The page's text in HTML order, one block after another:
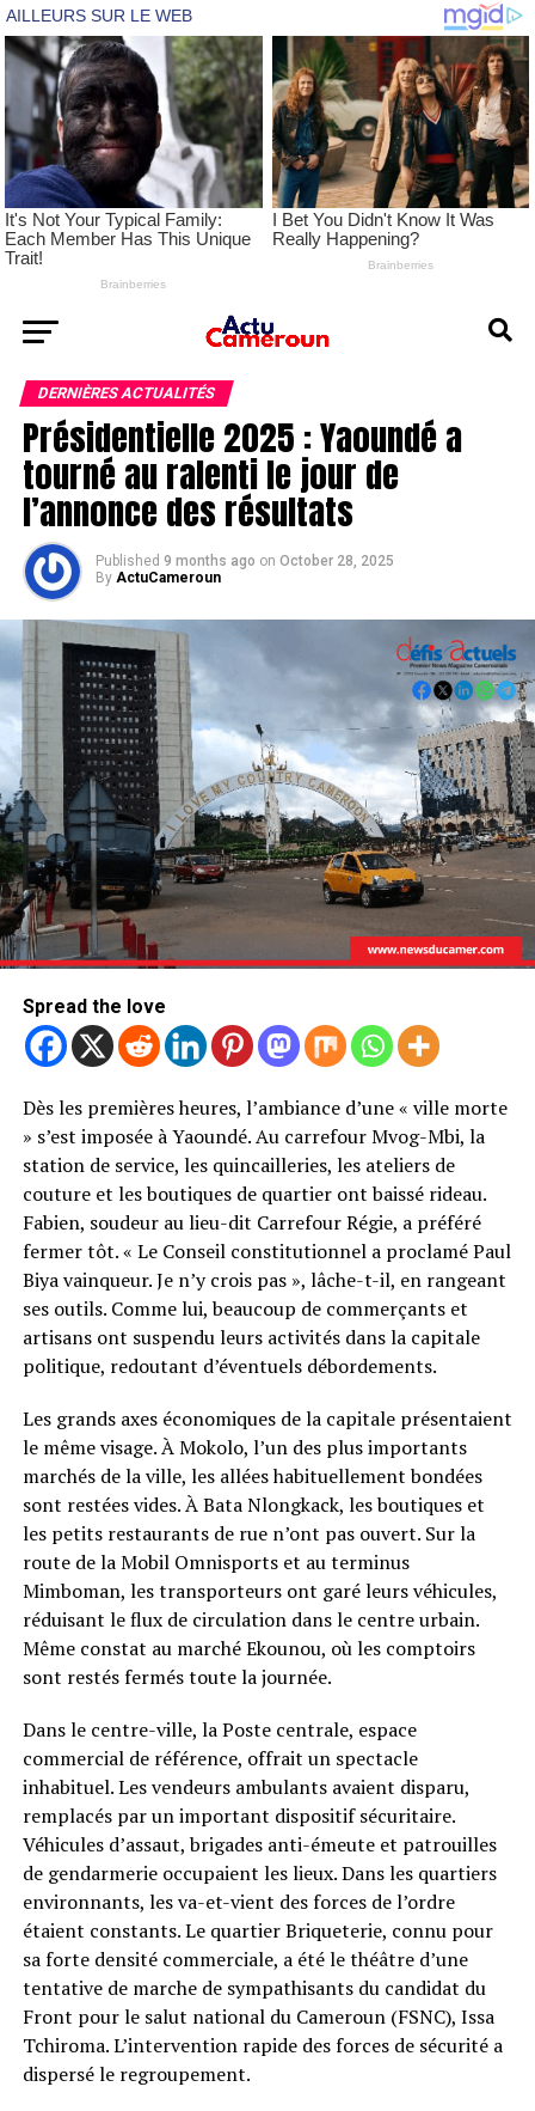
DERNIÈRES ACTUALITÉS
Présidentielle 2025 : Yaoundé a
tourné au ralenti le jour de
l’annonce des résultats
Published 9 months ago on October 28, 2025
By ActuCameroun
Spread the love
Dès les premières heures, l’ambiance d’une « ville morte
» s’est imposée à Yaoundé. Au carrefour Mvog-Mbi, la
station de service, les quincailleries, les ateliers de
couture et les boutiques de quartier ont baissé rideau.
Fabien, soudeur au lieu-dit Carrefour Régie, a préféré
fermer tôt. « Le Conseil constitutionnel a proclamé Paul
Biya vainqueur. Je n’y crois pas », lâche-t-il, en rangeant
ses outils. Comme lui, beaucoup de commerçants et
artisans ont suspendu leurs activités dans la capitale
politique, redoutant d’éventuels débordements.
Les grands axes économiques de la capitale présentaient
le même visage. À Mokolo, l’un des plus importants
marchés de la ville, les allées habituellement bondées
sont restées vides. À Bata Nlongkack, les boutiques et
les petits restaurants de rue n’ont pas ouvert. Sur la
route de la Mobil Omnisports et au terminus
Mimboman, les transporteurs ont garé leurs véhicules,
réduisant le flux de circulation dans le centre urbain.
Même constat au marché Ekounou, où les comptoirs
sont restés fermés toute la journée.
Dans le centre-ville, la Poste centrale, espace
commercial de référence, offrait un spectacle
inhabituel. Les vendeurs ambulants avaient disparu,
remplacés par un important dispositif sécuritaire.
Véhicules d’assaut, brigades anti-émeute et patrouilles
de gendarmerie occupaient les lieux. Dans les quartiers
environnants, les va-et-vient des forces de l’ordre
étaient constants. Le quartier Briqueterie, connu pour
sa forte densité commerciale, a été le théâtre d’une
tentative de marche de sympathisants du candidat du
Front pour le salut national du Cameroun (FSNC), Issa
Tchiroma. L’intervention rapide des forces de sécurité a
dispersé le regroupement.